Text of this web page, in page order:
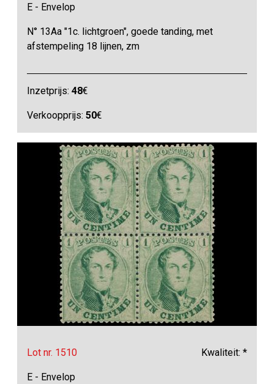
E - Envelop
N° 13Aa "1c. lichtgroen", goede tanding, met
afstempeling 18 lijnen, zm
Inzetprijs:48€
Verkoopprijs:50€
Lot nr. 1510 Kwaliteit: *
E - Envelop